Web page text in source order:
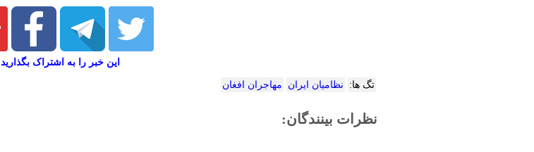
این خبر را به اشتراک بگذارید
تگ ها: نظامیان ایران مهاجران افغان
نظرات بینندگان: